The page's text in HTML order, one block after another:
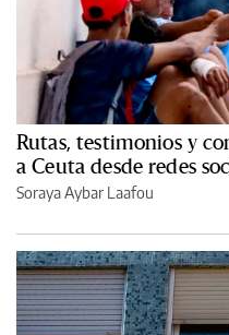
Rutas, testimonios y
a Ceuta desde redes
Soraya Aybar Laafou